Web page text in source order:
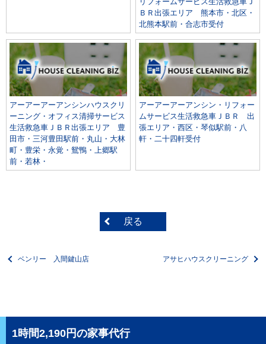
ＢＲ出張エリア 熊本市・北区・
北熊本駅前・合志市受付
アーアーアーアンシンハウスクリ
ーニング・オフィス清掃サービス
生活救急車ＪＢＲ出張エリア 豊
田市・三河豊田駅前・丸山・大林
町・豊栄・永覚・鴛鴨・上郷駅
前・若林・
アーアーアーアンシン・リフォー
ムサービス生活救急車ＪＢＲ 出
張エリア・西区・琴似駅前・八
軒・二十四軒受付
戻る
ベンリー 入間鍵山店 アサヒハウスクリーニング
1時間2,190円の家事代行